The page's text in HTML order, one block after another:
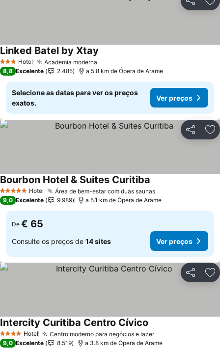
Partilhar
3 EstrelasHotel Academia moderna
Linked Batel by Xtay
8,8 Excelente 2.485 a 5.8 km de Ópera de Arame
Selecione as datas para ver os preços
exatos.
Ver preços
Partilhar
5 Estrelas Hotel Área de bem-estar com duas saunas
Bourbon Hotel & Suites Curitiba
9,0 Excelente 9.989 a 5.1 km de Ópera de Arame
De € 65
Consulte os preços de 14 sites Ver preços
Partilhar
4 EstrelasHotel Centro moderno para negócios e lazer
Intercity Curitiba Centro Cívico
9,0 Excelente 8.519 a 3.8 km de Ópera de Arame